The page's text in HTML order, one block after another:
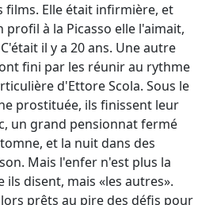
films. Elle était infirmière, et
profil à la Picasso elle l'aimait,
il y a 20 ans. Une autre
fini par les réunir au rythme
d'Ettore Scola. Sous le
prostituée, ils finissent leur
un grand pensionnat fermé
et la nuit dans des
Mais l'enfer n'est plus la
ils disent, mais «les autres».
prêts au pire des défis pour